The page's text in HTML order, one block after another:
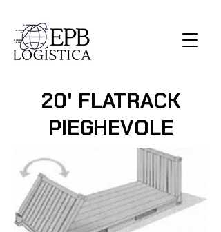
20' FLATRACK
PIEGHEVOLE